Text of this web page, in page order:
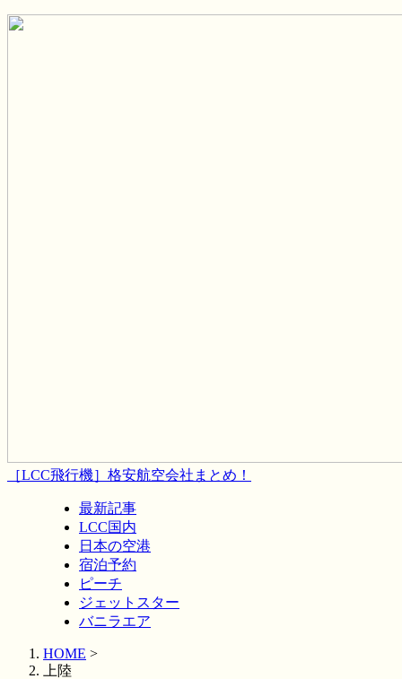
［LCC飛行機］格安航空会社まとめ！
最新記事
LCC国内
日本の空港
宿泊予約
ピーチ
ジェットスター
バニラエア
HOME >
上陸